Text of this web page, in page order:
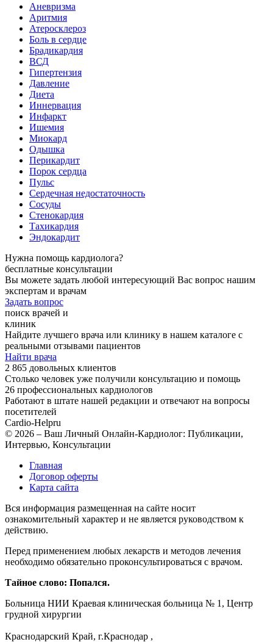
Аневризма
Аритмия
Атеросклероз
Боль в сердце
Брадикардия
ВСД
Гипертензия
Давление
Диета
Иннервация
Инфаркт
Ишемия
Миокард
Одышка
Перикардит
Порок сердца
Пульс
Сердечная недостаточность
Сосуды
Стенокардия
Тахикардия
Эндокардит
Нужна помощь кардиолога?
бесплатные консультации
Вы можете задать любой интересующий Вас вопрос нашим
экспертам и врачам
Задать вопрос
поиск врачей и
клиник
Найдите лучшего врача или клинику в нашем каталоге с
реальными отзывами пациентов
Найти врача
2 865 довольных клиентов
Столько человек уже получили консультацию и помощь
26 профессиональных кардиологов
Работают в штате нашей редакции и отвечают на вопросы
посетителей
Cardio-Helpru
© 2026 – Ваш Личный Онлайн-Кардиолог: Публикации,
Интервью, Консультации
Главная
Договор оферты
Карта сайта
Вся информация размещенная на сайте носит
ознакомительный характер и не является руководством к
действию.
Перед применением любых лекарств и методов лечения
необходимо обязательно проконсультироваться с врачом.
Тайное слово: Попался.
Больница НИИ Краевая клиническая больница № 1, Центр
грудной хирургии
Краснодарский Край, г.Краснодар ,